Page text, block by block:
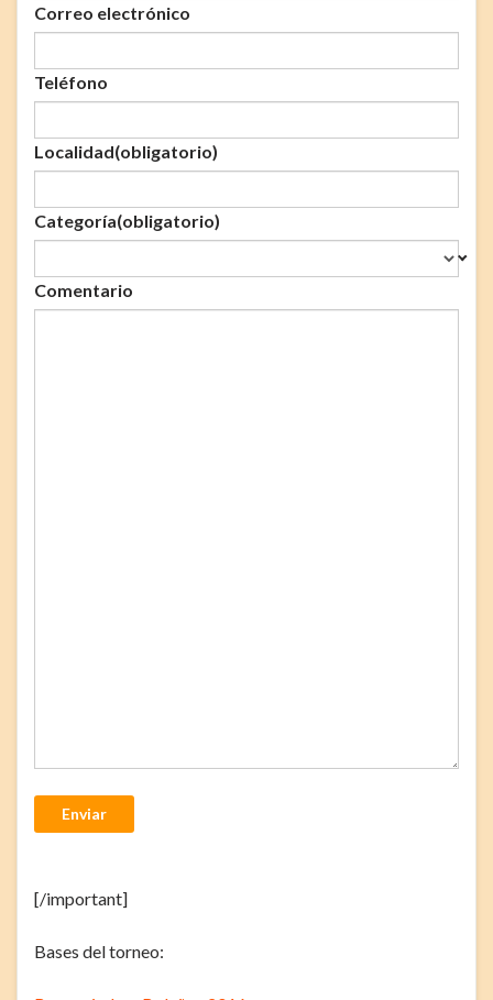
Correo electrónico
Teléfono
Localidad(obligatorio)
Categoría(obligatorio)
Comentario
Enviar
[/important]
Bases del torneo: